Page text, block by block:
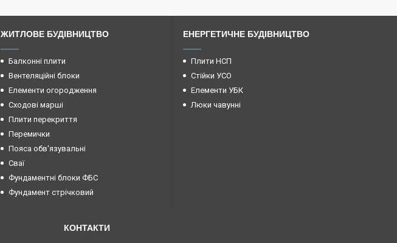
ЖИТЛОВЕ БУДІВНИЦТВО
Балконні плити
Вентеляційні блоки
Елементи огородження
Сходові марші
Плити перекриття
Перемички
Пояса обв'язувальні
Сваї
Фундаментні блоки ФБС
Фундамент стрічковий
ЕНЕРГЕТИЧНЕ БУДІВНИЦТВО
Плити НСП
Стійки УСО
Елементи УБК
Люки чавунні